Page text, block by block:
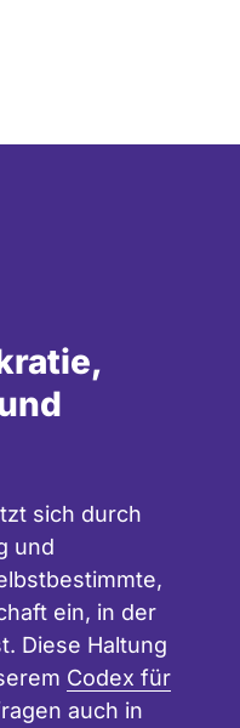
sich durch
und
ein, in der
Diese Haltung
Codex für
auch in